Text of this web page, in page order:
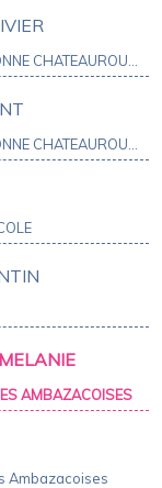
AMBAZACOISES
Ambazacoises